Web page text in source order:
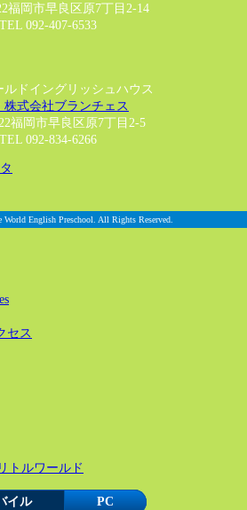
福岡市早良区原7丁目2-14
TEL 092-407-6533
ルドイングリッシュハウス
株式会社ブランチェス
福岡市早良区原7丁目2-5
TEL 092-834-6266
English Preschool. All Rights Reserved.
セス
トルワールド
イル PC